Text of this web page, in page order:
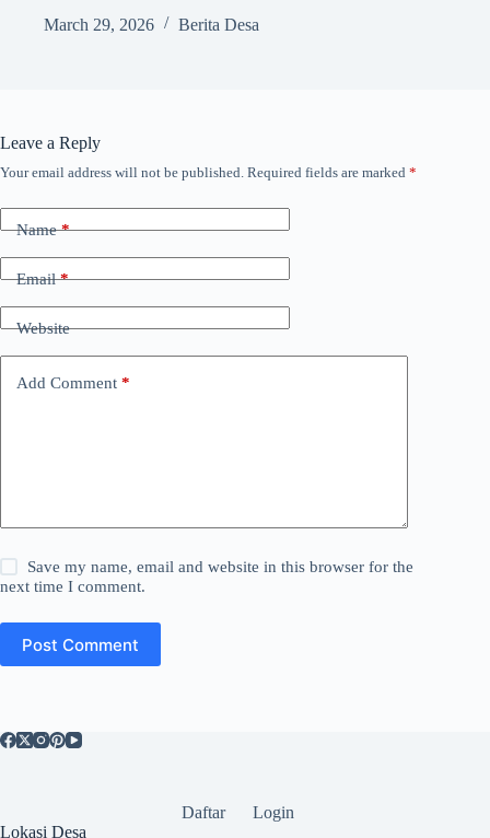
March 29, 2026
Berita Desa
Leave a Reply
Your email address will not be published. Required fields are marked *
Name*
Email*
Website
Add Comment *
Save my name, email and website in this browser for the
next time I comment.
Post Comment
Daftar
Login
Lokasi Desa